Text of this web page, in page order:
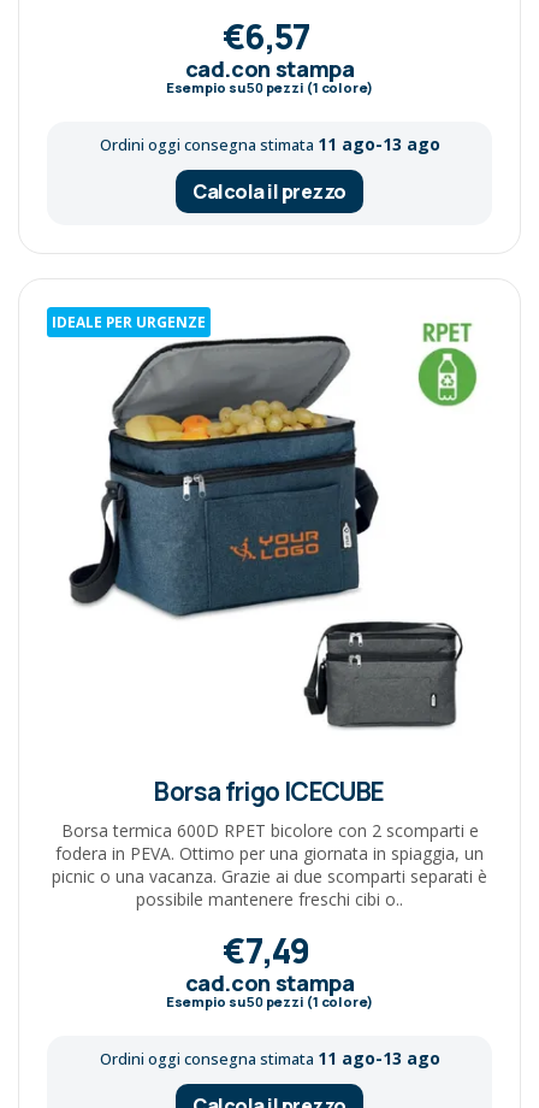
€6,57
cad.con stampa
Esempio su50pezzi (1 colore)
Ordini oggi consegna stimata 11 ago-13 ago
Calcola il prezzo
IDEALE PER URGENZE
Borsa frigo ICECUBE
Borsa termica 600D RPET bicolore con 2 scomparti e
fodera in PEVA. Ottimo per una giornata in spiaggia, un
picnic o una vacanza. Grazie ai due scomparti separati è
possibile mantenere freschi cibi o..
€7,49
cad.con stampa
Esempio su50pezzi (1 colore)
Ordini oggi consegna stimata 11 ago-13 ago